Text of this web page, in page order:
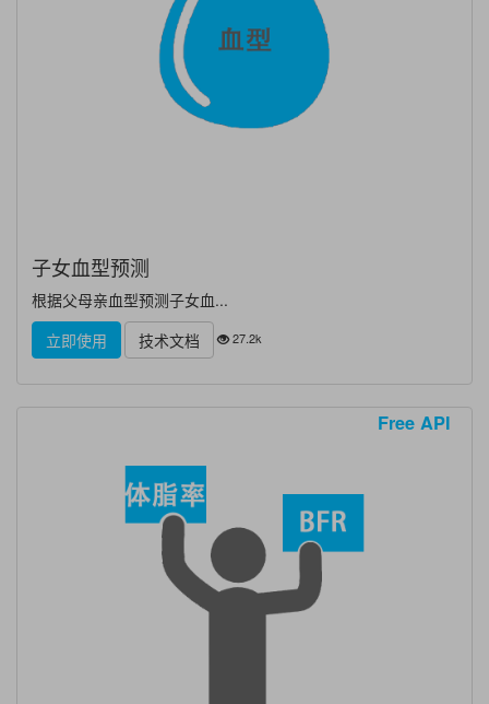
子女血型预测
根据父母亲血型预测子女血...
立即使用
技术文档 27.2k
Free API